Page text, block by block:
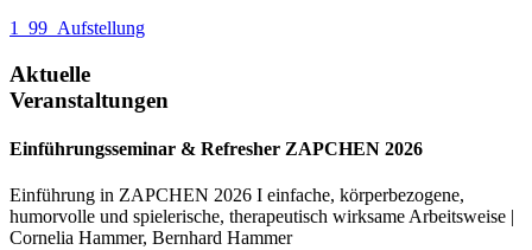
1_99_Aufstellung
Aktuelle
Veranstaltungen
Einführungsseminar & Refresher ZAPCHEN 2026
Einführung in ZAPCHEN 2026 I einfache, körperbezogene,
humorvolle und spielerische, therapeutisch wirksame Arbeitsweise |
Cornelia Hammer, Bernhard Hammer